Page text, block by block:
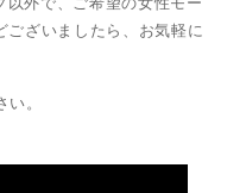
ございましたら、お気軽に
。